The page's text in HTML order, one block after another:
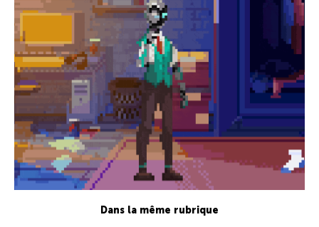
Dans la même rubrique